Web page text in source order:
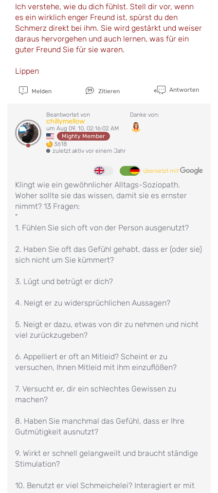
Ich verstehe, wie du dich fühlst. Stell dir vor, wenn
es ein wirklich enger Freund ist, spürst du den
Schmerz direkt bei ihm. Sie wird gestärkt und weiser
daraus hervorgehen und auch lernen, was für ein
guter Freund Sie für sie waren.
Lippen
Melden Zitieren Antworten
Beantwortet von
chillymellow
um Aug 09, 10, 02:16:02 AM
Mighty Member
3618
zuletzt aktiv vor einem Jahr
Danke von:
übersetzt mit
Klingt wie ein gewöhnlicher Alltags-Soziopath.
Woher sollte sie das wissen, damit sie es ernster
nimmt? 13 Fragen:
"
1. Fühlen Sie sich oft von der Person ausgenutzt?
2. Haben Sie oft das Gefühl gehabt, dass er (oder sie)
sich nicht um Sie kümmert?
3. Lügt und betrügt er dich?
4. Neigt er zu widersprüchlichen Aussagen?
5. Neigt er dazu, etwas von dir zu nehmen und nicht
viel zurückzugeben?
6. Appelliert er oft an Mitleid? Scheint er zu
versuchen, Ihnen Mitleid mit ihm einzuflößen?
7. Versucht er, dir ein schlechtes Gewissen zu
machen?
8. Haben Sie manchmal das Gefühl, dass er Ihre
Gutmütigkeit ausnutzt?
9. Wirkt er schnell gelangweilt und braucht ständige
Stimulation?
10. Benutzt er viel Schmeichelei? Interagiert er mit